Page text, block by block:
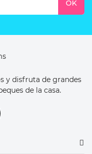
y disfruta de grandes
de la casa.